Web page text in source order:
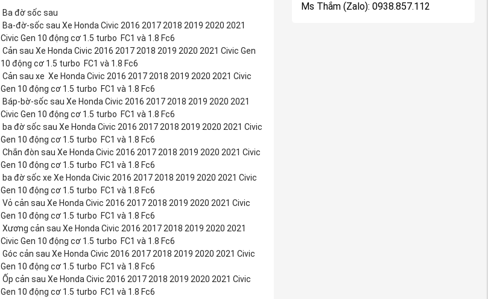
Ba đờ sốc sau
Ba-đờ-sốc sau Xe Honda Civic 2016 2017 2018 2019 2020 2021
Civic Gen 10 động cơ 1.5 turbo FC1 và 1.8 Fc6
Cản sau Xe Honda Civic 2016 2017 2018 2019 2020 2021 Civic Gen
10 động cơ 1.5 turbo FC1 và 1.8 Fc6
Cản sau xe Xe Honda Civic 2016 2017 2018 2019 2020 2021 Civic
Gen 10 động cơ 1.5 turbo FC1 và 1.8 Fc6
Báp-bờ-sốc sau Xe Honda Civic 2016 2017 2018 2019 2020 2021
Civic Gen 10 động cơ 1.5 turbo FC1 và 1.8 Fc6
ba đờ sốc sau Xe Honda Civic 2016 2017 2018 2019 2020 2021 Civic
Gen 10 động cơ 1.5 turbo FC1 và 1.8 Fc6
Chắn đòn sau Xe Honda Civic 2016 2017 2018 2019 2020 2021 Civic
Gen 10 động cơ 1.5 turbo FC1 và 1.8 Fc6
ba đờ sốc xe Xe Honda Civic 2016 2017 2018 2019 2020 2021 Civic
Gen 10 động cơ 1.5 turbo FC1 và 1.8 Fc6
Vỏ cản sau Xe Honda Civic 2016 2017 2018 2019 2020 2021 Civic
Gen 10 động cơ 1.5 turbo FC1 và 1.8 Fc6
Xương cản sau Xe Honda Civic 2016 2017 2018 2019 2020 2021
Civic Gen 10 động cơ 1.5 turbo FC1 và 1.8 Fc6
Góc cản sau Xe Honda Civic 2016 2017 2018 2019 2020 2021 Civic
Gen 10 động cơ 1.5 turbo FC1 và 1.8 Fc6
Ốp cản sau Xe Honda Civic 2016 2017 2018 2019 2020 2021 Civic
Gen 10 động cơ 1.5 turbo FC1 và 1.8 Fc6
Ms Thắm (Zalo): 0938.857.112